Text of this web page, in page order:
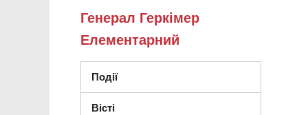
Генерал Геркімер
Елементарний
Події
Вісті